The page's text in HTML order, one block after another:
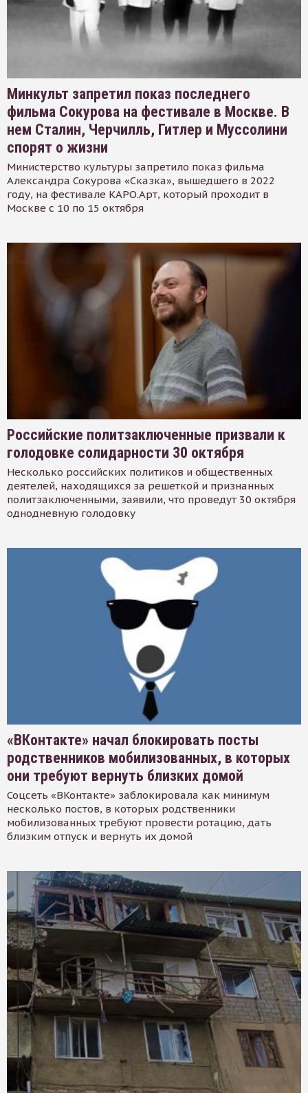
Минкульт запретил показ последнего
фильма Сокурова на фестивале в Москве. В
нем Сталин, Черчилль, Гитлер и Муссолини
спорят о жизни
Министерство культуры запретило показ фильма
Александра Сокурова «Сказка», вышедшего в 2022
году, на фестивале КАРО.Арт, который проходит в
Москве с 10 по 15 октября
Российские политзаключенные призвали к
голодовке солидарности 30 октября
Несколько российских политиков и общественных
деятелей, находящихся за решеткой и признанных
политзаключенными, заявили, что проведут 30 октября
однодневную голодовку
«ВКонтакте» начал блокировать посты
родственников мобилизованных, в которых
они требуют вернуть близких домой
Соцсеть «ВКонтакте» заблокировала как минимум
несколько постов, в которых родственники
мобилизованных требуют провести ротацию, дать
близким отпуск и вернуть их домой